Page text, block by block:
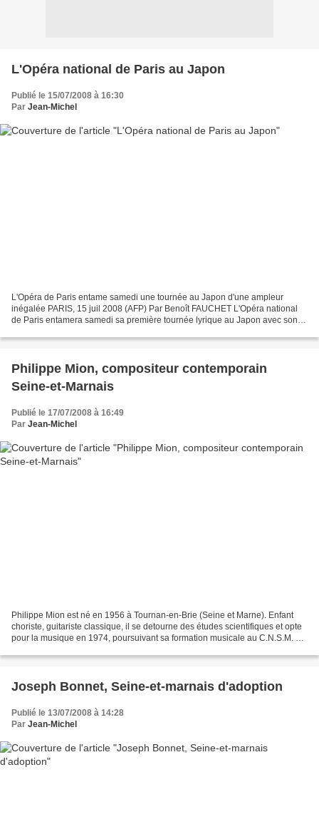
L'Opéra national de Paris au Japon
Publié le 15/07/2008 à 16:30
Par Jean-Michel
L'Opéra de Paris entame samedi une tournée au Japon d'une ampleur
inégalée PARIS, 15 juil 2008 (AFP) Par Benoît FAUCHET L'Opéra national
de Paris entamera samedi sa première tournée lyrique au Japon avec son
Philippe Mion, compositeur contemporain
Seine-et-Marnais
Publié le 17/07/2008 à 16:49
Par Jean-Michel
Philippe Mion est né en 1956 à Tournan-en-Brie (Seine et Marne). Enfant
choriste, guitariste classique, il se detourne des études scientifiques et opte
pour la musique en 1974, poursuivant sa formation musicale au C.N.S.M. de
Joseph Bonnet, Seine-et-marnais d'adoption
Publié le 13/07/2008 à 14:28
Par Jean-Michel